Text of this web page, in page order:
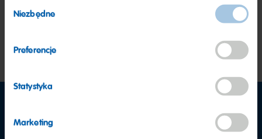
zgody
Niezbędne
Preferencje
Statystyka
Marketing